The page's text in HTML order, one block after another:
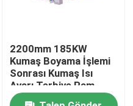
2200mm 185KW
Kumaş Boyama İşlemi
Sonrası Kumaş Isı
Ayarı Terbiye Ram
Makinesi